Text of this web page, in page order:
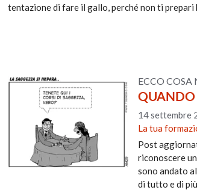
tentazione di fare il gallo, perché non ti
ECCO COSA
QUANDO
14 settembre
La tua
Post
riconoscere
sono andato
di tutto e di